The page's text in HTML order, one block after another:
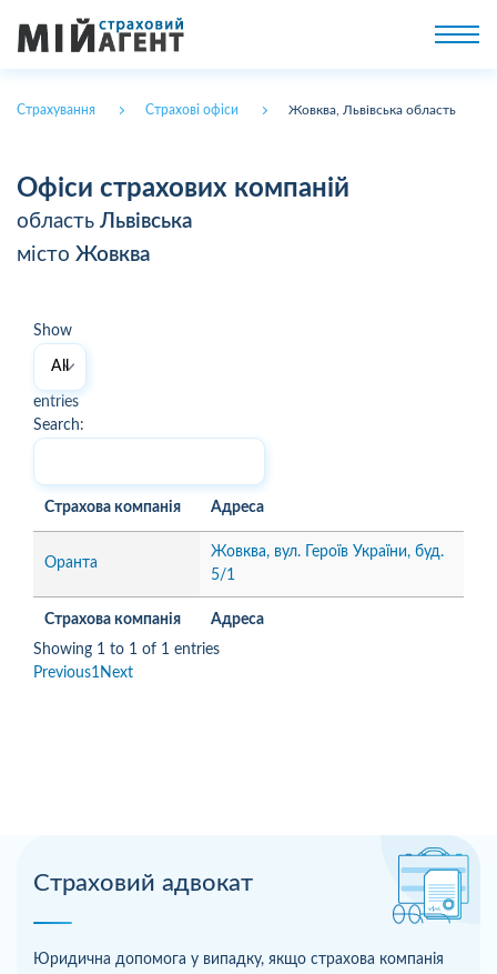
Страхування Страхові офіси Жовква, Львівська область
Страховий адвокат
Юридична допомога у випадку, якщо страхова компанія
Офіси страхових компаній
область Львівська
місто Жовква
Show
entries
Search:
Страхова компанія Адреса
Страхова компанія Адреса
Оранта
Жовква, вул. Героїв України, буд.
5/1
Showing 1 to 1 of 1 entries
Previous1Next